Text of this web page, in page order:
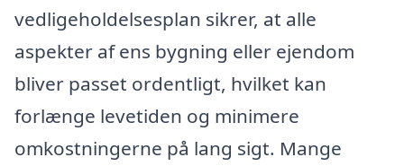
vedligeholdelsesplan sikrer, at alle
aspekter af ens bygning eller ejendom
bliver passet ordentligt, hvilket kan
forlænge levetiden og minimere
omkostningerne på lang sigt. Mange